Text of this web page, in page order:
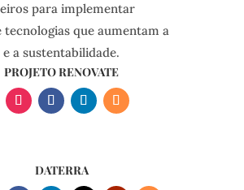
para implementar
tecnologias que aumentam a
a sustentabilidade.
PROJETO RENOVATE
DATERRA